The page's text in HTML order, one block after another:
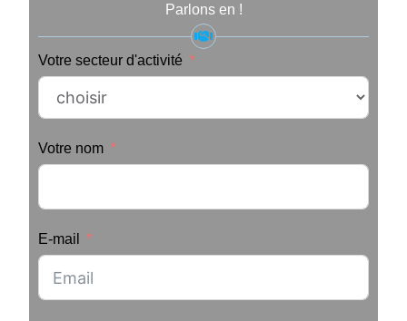
Parlons en !
Votre secteur d'activité
Votre nom
E-mail